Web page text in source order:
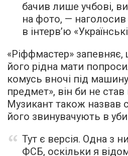
бачив лише учбові,
на фото, — наголосив
в інтерв’ю
«Ріффмастер»
його рідна мати
комусь вночі під
предмет», він би не
Музикант також назвав
його звинувачують в
Тут є версія. Одна з
ФСБ, оскільки я